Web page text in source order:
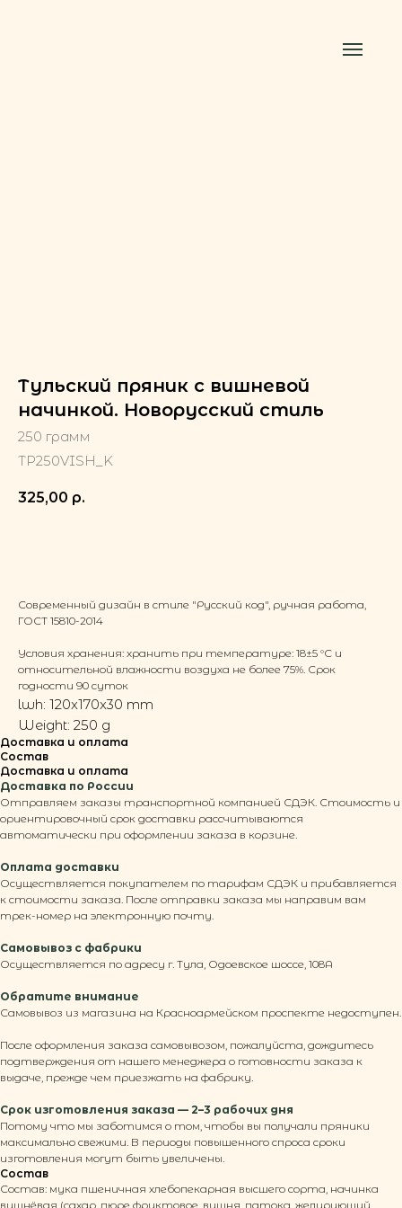
Тульский пряник с вишневой
начинкой. Новорусский стиль
250 грамм
TP250VISH_K
325,00 р.
Современный дизайн в стиле "Русский код", ручная работа,
ГОСТ 15810-2014
Условия хранения: хранить при температуре: 18±5 °С и
относительной влажности воздуха не более 75%. Срок
годности 90 суток
lwh: 120x170x30 mm
Weight: 250 g
Доставка и оплата
Состав
Доставка и оплата
Доставка по России
Отправляем заказы транспортной компанией СДЭК. Стоимость и
ориентировочный срок доставки рассчитываются
автоматически при оформлении заказа в корзине.
Оплата доставки
Осуществляется покупателем по тарифам СДЭК и прибавляется
к стоимости заказа. После отправки заказа мы направим вам
трек-номер на электронную почту.
Самовывоз с фабрики
Осуществляется по адресу г. Тула, Одоевское шоссе, 108А
Обратите внимание
Самовывоз из магазина на Красноармейском проспекте недоступен.
После оформления заказа самовывозом, пожалуйста, дождитесь
подтверждения от нашего менеджера о готовности заказа к
выдаче, прежде чем приезжать на фабрику.
Срок изготовления заказа — 2–3 рабочих дня
Потому что мы заботимся о том, чтобы вы получали пряники
максимально свежими. В периоды повышенного спроса сроки
изготовления могут быть увеличены.
Состав
Состав: мука пшеничная хлебопекарная высшего сорта, начинка
вишнёвая (сахар, пюре фруктовое, вишня, патока, желирующий
© 2026 ООО ТКФ «Пряничная столица»
Вся информация на сайте, включая
фотоизображения людей, защищена законом и не
может быть использована без согласия
правообладателя.